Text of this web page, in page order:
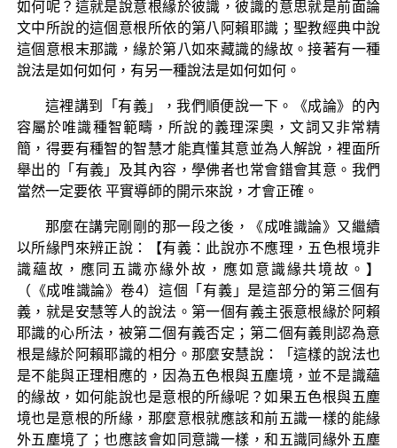
如何呢？這就是說意根緣於彼識，彼識的意思就是前面論
文中所說的這個意根所依的第八阿賴耶識；聖教經典中說
這個意根末那識，緣於第八如來藏識的緣故。接著有一種
說法是如何如何，有另一種說法是如何如何。
這裡講到「有義」，我們順便說一下。《成論》的內
容屬於唯識種智範疇，所說的義理深奧，文詞又非常精
簡，得要有種智的智慧才能真懂其意並為人解說，裡面所
舉出的「有義」及其內容，學佛者也常會錯會其意。我們
當然一定要依 平實導師的開示來說，才會正確。
那麼在講完剛剛的那一段之後，《成唯識論》又繼續
以所緣門來辨正說：【有義：此說亦不應理，五色根境非
識蘊故，應同五識亦緣外故，應如意識緣共境故。】
（《成唯識論》卷4）這個「有義」是這部分的第三個有
義，就是安慧等人的說法。第一個有義主張意根緣於阿賴
耶識的心所法，被第二個有義否定；第二個有義則認為意
根是緣於阿賴耶識的相分。那麼安慧說：「這樣的說法也
是不能與正理相應的，因為五色根與五塵境，並不是識蘊
的緣故，如何能說也是意根的所緣呢？如果五色根與五塵
境也是意根的所緣，那麼意根就應該和前五識一樣的能緣
外五塵境了；也應該會如同意識一樣，和五識同緣外五塵